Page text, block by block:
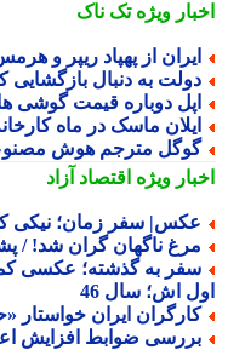
ویژهتک ناک
از پهپاد ریپر و
به دنبال بازگشایی
دوباره قیمت گوشی ها را
ماسک در ماه کارخانه
مترجم هوش مصنوعی
ویژهاقتصاد آزاد
سفر زمان؛ نیکی کریمی در 19 سالگی با
ناگهان گران شد! /
به گذشته؛ عکسی کمتر
اش؛ سال 46
ایران خواستار
ضوابط افزایش